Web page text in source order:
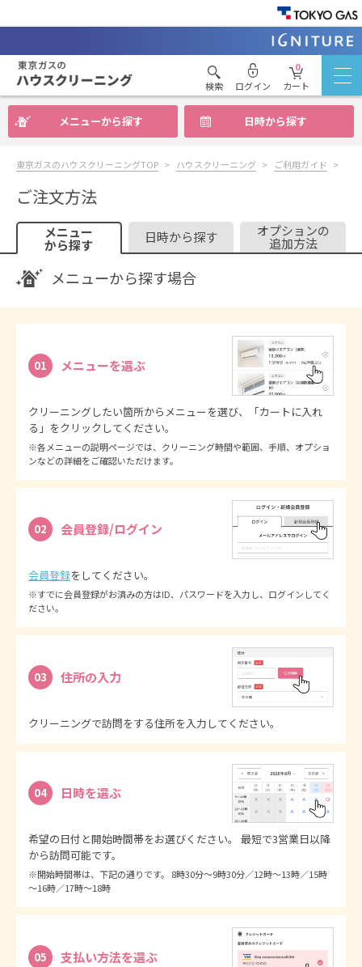
検索 ログイン
0
カート
メニューから探す 日時から探す
東京ガスのハウスクリーニングTOP ハウスクリーニング ご利用ガイド
ご注文方法
メニュー
から探す 日時から探す オプションの
追加方法
メニューから探す場合
01 メニューを選ぶ
クリーニングしたい箇所からメニューを選び、「カートに入れ
る」をクリックしてください。
※各メニューの説明ページでは、クリーニング時間や範囲、手順、オプショ
ンなどの詳細をご確認いただけます。
02 会員登録/ログイン
会員登録をしてください。
※すでに会員登録がお済みの方はID、パスワードを入力し、ログインしてく
ださい。
03 住所の入力
クリーニングで訪問をする住所を入力してください。
04 日時を選ぶ
希望の日付と開始時間帯をお選びください。 最短で3営業日以降
から訪問可能です。
※開始時間帯は、下記の通りです。 8時30分～9時30分／12時～13時／15時
～16時／17時～18時
05 支払い方法を選ぶ